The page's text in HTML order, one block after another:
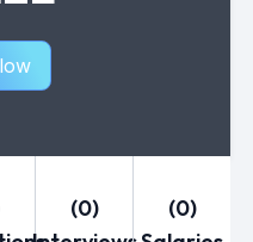
(0)
(0)